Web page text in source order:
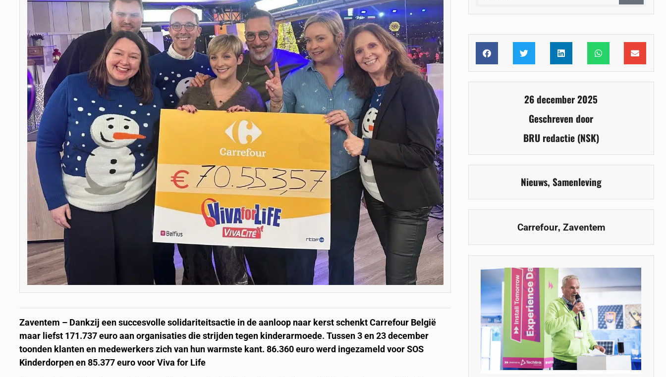
Zaventem – Dankzij een succesvolle solidariteitsactie in de aanloop naar kerst schenkt Carrefour België
maar liefst 171.737 euro aan organisaties die strijden tegen kinderarmoede. Tussen 3 en 23 december
toonden klanten en medewerkers zich van hun warmste kant. 86.360 euro werd ingezameld voor SOS
Kinderdorpen en 85.377 euro voor Viva for Life
26 december 2025
Geschreven door
BRU redactie (NSK)
Nieuws, Samenleving
Carrefour, Zaventem